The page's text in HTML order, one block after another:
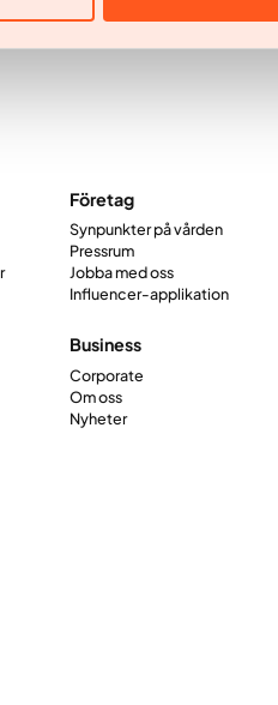
Företag
Synpunkter på vården
Pressrum
Jobba med oss
Influencer-applikation
Business
Corporate
Om oss
Nyheter